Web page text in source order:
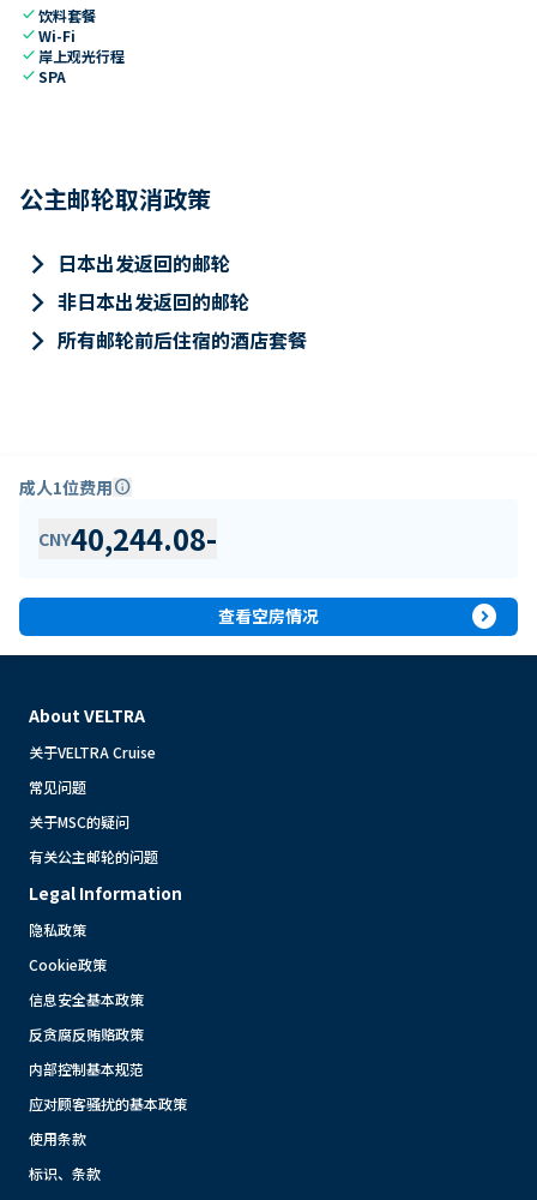
check饮料套餐
checkWi-Fi
check 岸上观光行程
checkSPA
公主邮轮取消政策
keyboard_arrow_right 日本出发返回的邮轮
keyboard_arrow_right 非日本出发返回的邮轮
keyboard_arrow_right 所有邮轮前后住宿的酒店套餐
成人1位费用info
CNY40,244.08-
查看空房情况 expand_circle_right
About VELTRA
关于VELTRA Cruise
常见问题
关于MSC的疑问
有关公主邮轮的问题
Legal Information
隐私政策
Cookie政策
信息安全基本政策
反贪腐反贿赂政策
内部控制基本规范
应对顾客骚扰的基本政策
使用条款
标识、条款